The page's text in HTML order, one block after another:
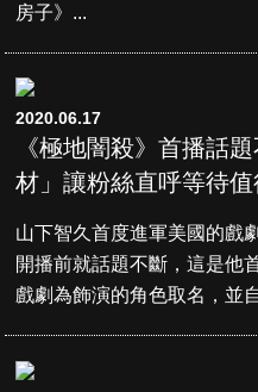
房子》...
2020.06.17
《極地闇殺》首播話
材」讓粉絲直呼等待值
山下智久首度進軍美國的戲
開播前就話題不斷，這是他
戲劇為飾演的角色取名，並